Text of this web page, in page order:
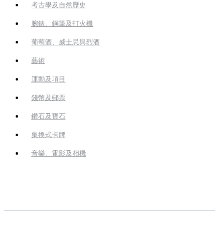
考古學及自然歷史
腕錶、鋼筆及打火機
葡萄酒、威士忌與烈酒
藝術
運動及項目
錢幣及郵票
鑽石及寶石
集換式卡牌
音樂、電影及相機